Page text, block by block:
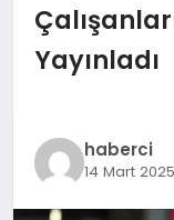
GÜNCEL
SAĞLIK
Yayınladı
haberci
14 Mart 2025